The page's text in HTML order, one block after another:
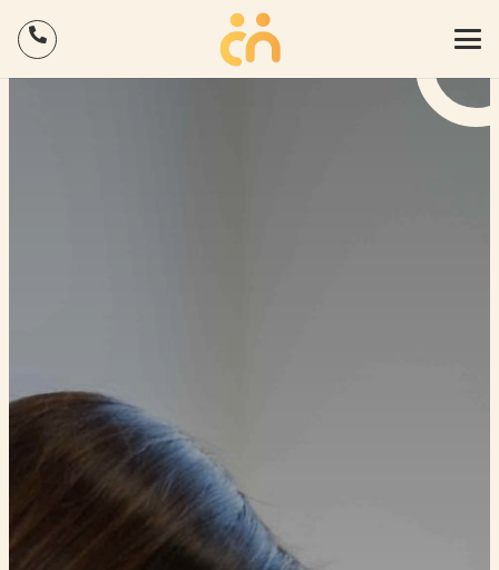
×
Binnen 5 minuten inzicht in hoe jouw HR geregeld is? Doe